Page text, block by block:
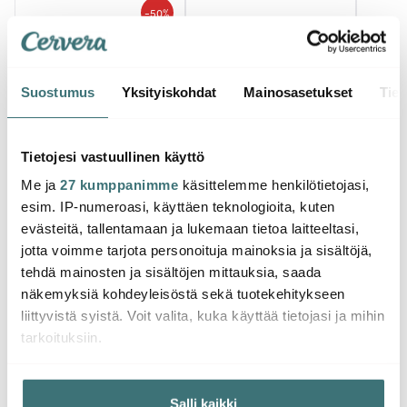
Suostumus Yksityiskohdat Mainosasetukset
Tietojesi vastuullinen käyttö
Me ja 27 kumppanimme käsittelemme henkilötietojasi,
esim. IP-numeroasi, käyttäen teknologioita, kuten
evästeitä, tallentamaan ja lukemaan tietoa laitteeltasi,
jotta voimme tarjota personoituja mainoksia ja sisältöjä,
tehdä mainosten ja sisältöjen mittauksia, saada
näkemyksiä kohdeyleisöstä sekä tuotekehitykseen
liittyvistä syistä. Voit valita, kuka käyttää tietojasi ja mihin
tarkoituksiin.
Jos sallit, haluamme myös tehdä seuraavia:
Salli kaikki
Eva Trio
Stainless Steel
Paistinpannu 28 cm
Keraaminen pinnoite
69.90 € 139.00 €
-50%
Saatavilla
Eva Trio
Stainless Steel
Korkeareunainen
paistinpannu 24 cm
Keraaminen pinnoite
149.01 €
Muutama jäljellä